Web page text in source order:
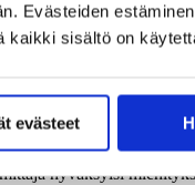
Evästeiden
kaikki sisältö on
evästeet
kuulemista.
pidättävät
hyväksyisi